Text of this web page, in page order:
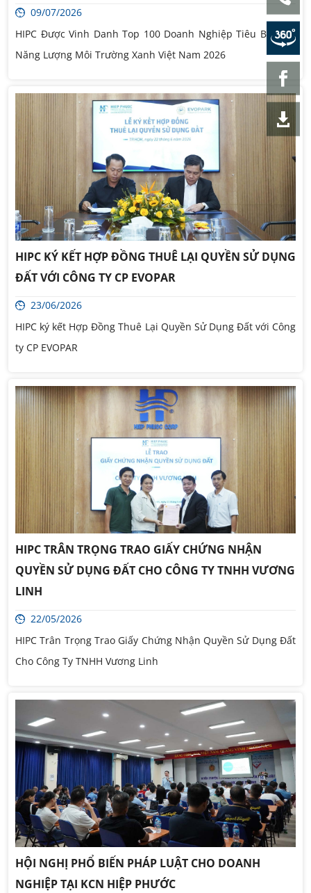
09/07/2026
HIPC Được Vinh Danh Top 100 Doanh Nghiệp Tiêu Biểu Về
Năng Lượng Môi Trường Xanh Việt Nam 2026
HIPC KÝ KẾT HỢP ĐỒNG THUÊ LẠI QUYỀN SỬ DỤNG
ĐẤT VỚI CÔNG TY CP EVOPAR
23/06/2026
HIPC ký kết Hợp Đồng Thuê Lại Quyền Sử Dụng Đất với Công
ty CP EVOPAR
HIPC TRÂN TRỌNG TRAO GIẤY CHỨNG NHẬN
QUYỀN SỬ DỤNG ĐẤT CHO CÔNG TY TNHH VƯƠNG
LINH
22/05/2026
HIPC Trân Trọng Trao Giấy Chứng Nhận Quyền Sử Dụng Đất
Cho Công Ty TNHH Vương Linh
HỘI NGHỊ PHỔ BIẾN PHÁP LUẬT CHO DOANH
NGHIỆP TẠI KCN HIỆP PHƯỚC